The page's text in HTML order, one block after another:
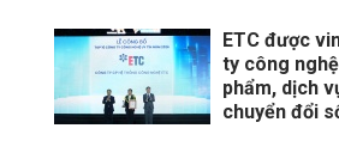
ETC được
ty công
phẩm, dịch
chuyển đổi